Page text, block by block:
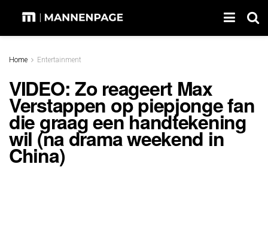
Home Entertainment
VIDEO: Zo reageert Max
Verstappen op piepjonge fan
die graag een handtekening
wil (na drama weekend in
China)